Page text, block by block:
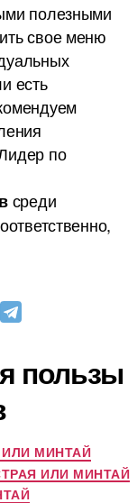
полезными
свое меню
есть
по
среди
пользы
МИНТАЙ
ИЛИ МИНТАЙ